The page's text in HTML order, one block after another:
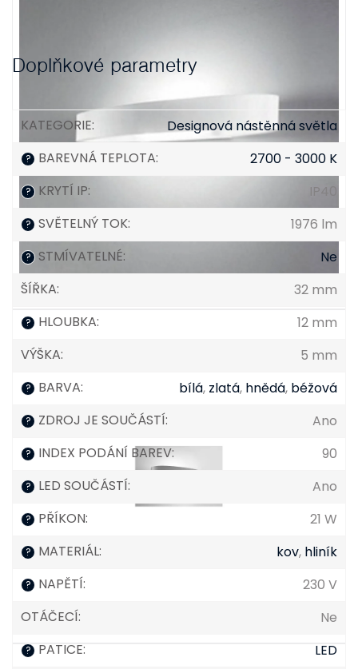
Doplňkové parametry
KATEGORIE: Designová nástěnná světla
? BAREVNÁ TEPLOTA: 2700 - 3000 K
? KRYTÍ IP: IP40
? SVĚTELNÝ TOK: 1976 lm
? STMÍVATELNÉ:
Ne
ŠÍŘKA: 32 mm
? HLOUBKA:
12 mm
VÝŠKA: 5 mm
? BARVA: bílá, zlatá, hnědá, béžová
? ZDROJ JE SOUČÁSTÍ: Ano
? INDEX PODÁNÍ BAREV: 90
? LED SOUČÁSTÍ: Ano
? PŘÍKON: 21 W
? MATERIÁL: kov, hliník
? NAPĚTÍ:
230 V
OTÁČECÍ: Ne
? PATICE:
LED